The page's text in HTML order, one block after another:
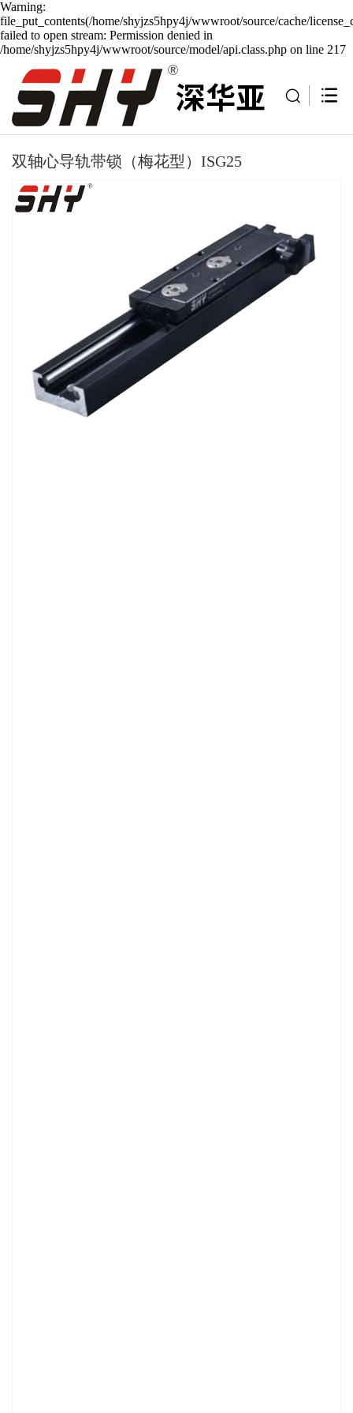
Warning:
file_put_contents(/home/shyjzs5hpy4j/wwwroot/source/cache/
failed to open stream: Permission denied in
/home/shyjzs5hpy4j/wwwroot/source/model/api.class.php on line 217
双轴心导轨带锁（梅花型）ISG25